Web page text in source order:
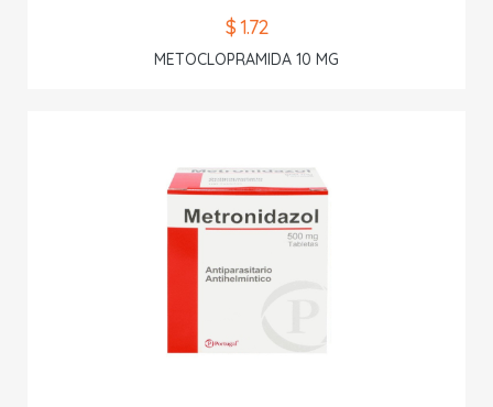
$ 1.72
METOCLOPRAMIDA 10 MG